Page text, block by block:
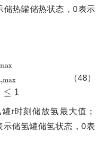
热罐储热状态，0表示
≤mH cha,m
（48）
罐t时刻储放氢最大值；
储氢罐储氢状态，0表